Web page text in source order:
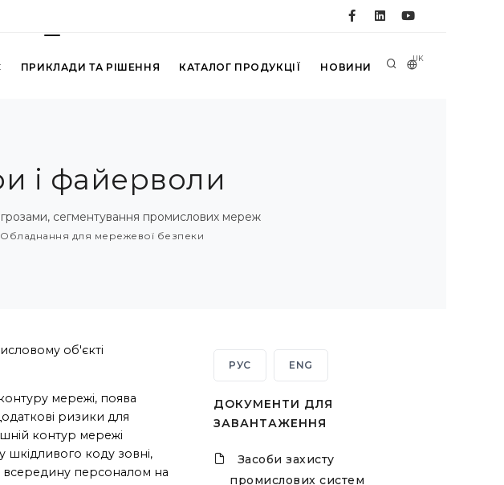
UK
ПРИКЛАДИ ТА РІШЕННЯ КАТАЛОГ ПРОДУКЦІЇ НОВИНИ
і файерволи
сегментування промислових мереж
Обладнання для мережевої безпеки
об'єкті
мережі, поява
ризики для
контур мережі
шкідливого коду зовні,
всередину персоналом на
РУС ENG
ДОКУМЕНТИ ДЛЯ
ЗАВАНТАЖЕННЯ
Засоби захисту
промислових систем